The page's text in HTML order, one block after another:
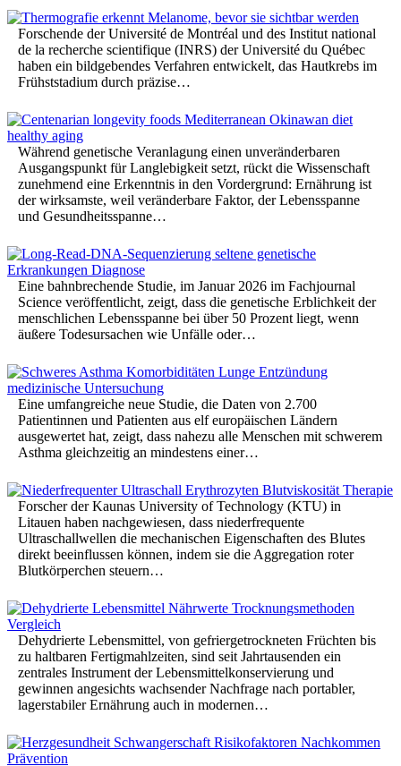
Forschende der Université de Montréal und des Institut national
de la recherche scientifique (INRS) der Université du Québec
haben ein bildgebendes Verfahren entwickelt, das Hautkrebs im
Frühststadium durch präzise…
Während genetische Veranlagung einen unveränderbaren
Ausgangspunkt für Langlebigkeit setzt, rückt die Wissenschaft
zunehmend eine Erkenntnis in den Vordergrund: Ernährung ist
der wirksamste, weil veränderbare Faktor, der Lebensspanne
und Gesundheitsspanne…
Eine bahnbrechende Studie, im Januar 2026 im Fachjournal
Science veröffentlicht, zeigt, dass die genetische Erblichkeit der
menschlichen Lebensspanne bei über 50 Prozent liegt, wenn
äußere Todesursachen wie Unfälle oder…
Eine umfangreiche neue Studie, die Daten von 2.700
Patientinnen und Patienten aus elf europäischen Ländern
ausgewertet hat, zeigt, dass nahezu alle Menschen mit schwerem
Asthma gleichzeitig an mindestens einer…
Forscher der Kaunas University of Technology (KTU) in
Litauen haben nachgewiesen, dass niederfrequente
Ultraschallwellen die mechanischen Eigenschaften des Blutes
direkt beeinflussen können, indem sie die Aggregation roter
Blutkörperchen steuern…
Dehydrierte Lebensmittel, von gefriergetrockneten Früchten bis
zu haltbaren Fertigmahlzeiten, sind seit Jahrtausenden ein
zentrales Instrument der Lebensmittelkonservierung und
gewinnen angesichts wachsender Nachfrage nach portabler,
lagerstabiler Ernährung auch in modernen…